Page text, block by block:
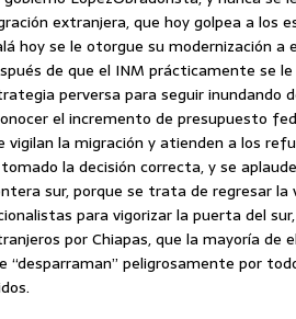
extranjera, que hoy golpea a los
hoy se le otorgue su modernización
de que el INM prácticamente se
perversa para seguir inundando
el incremento de presupuesto
vigilan la migración y atienden a los
la decisión correcta, y se
sur, porque se trata de regresar
para vigorizar la puerta del
por Chiapas, que la mayoría de
“desparraman” peligrosamente por